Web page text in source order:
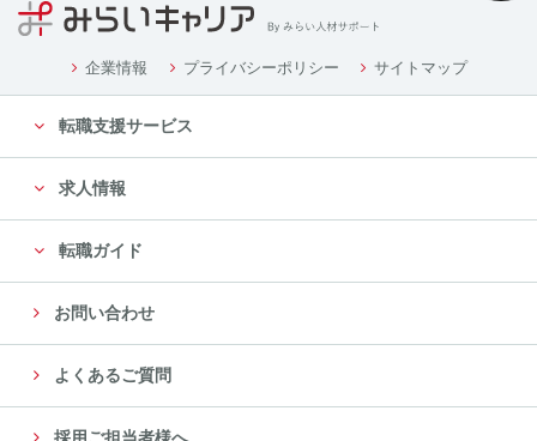
企業情報 プライバシーポリシー サイトマップ
転職支援サービス
求人情報
転職ガイド
お問い合わせ
よくあるご質問